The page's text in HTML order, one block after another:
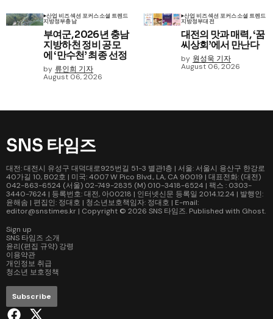
산업 비즈섹션 포커스소셜 트렌드
지방정부충남
부여군, 2026년 충남
지방하천 정비 공모
에 ‘만수천’ 최종 선정
by 류인희 기자
August 06, 2026
산업 비즈섹션 포커스소셜 트렌드
지방정부대전
대전의 맛과 매력, ‘꿈
씨상회’에서 만난다
by 원성욱 기자
August 06, 2026
SNS 타임즈
대전: 대전시 유성구 대덕대로925번길 51-3 별관1층 | 서울: 서울시 용산구 한강로
40가길 10, B02호 | 미국: 4007 W Pico Blvd., LA, CA 90019 | 대표전화: (대전)
042-863-6524 (서울) 02-749-2835 (M) 010-3418-6524 | 팩스 : 0303-
3440-7624 | 등록번호: 대전, 아00218 | 인터넷신문 등록일 2014.12.24 | 발행인:
윤해솜 | 편집인: 정대호 | 청소년보호책임자: 정대호 | E-mail:
editor@snstimes.kr | Copyright © 2026 SNS 타임즈. Published with Ghost.
Sign up
SNS 타임즈 소개
윤리(편집 규약) 강령
이용약관
개인정보 취급
청소년 보호정책
Subscribe